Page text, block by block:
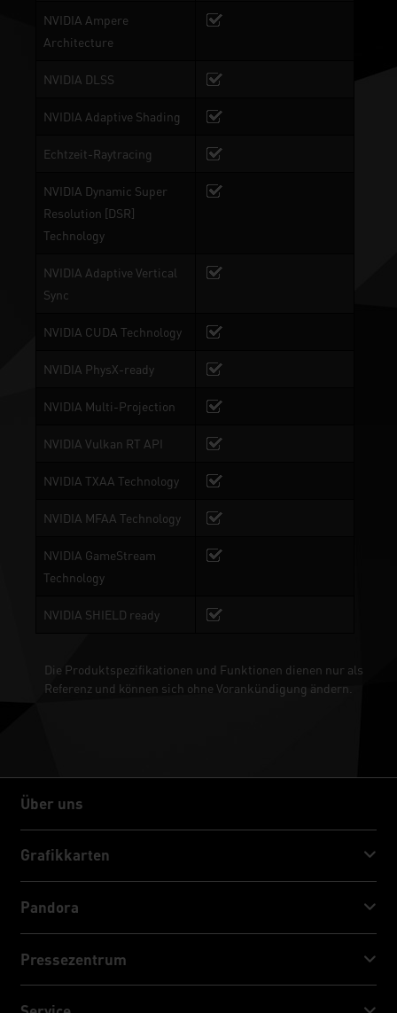
NVIDIA Ampere
Architecture
NVIDIA DLSS
NVIDIA Adaptive Shading
Echtzeit-Raytracing
NVIDIA Dynamic Super
Resolution [DSR]
Technology
NVIDIA Adaptive Vertical
Sync
NVIDIA CUDA Technology
NVIDIA PhysX-ready
NVIDIA Multi-Projection
NVIDIA Vulkan RT API
NVIDIA TXAA Technology
NVIDIA MFAA Technology
NVIDIA GameStream
Technology
NVIDIA SHIELD ready
Die Produktspezifikationen und Funktionen dienen nur als
Referenz und können sich ohne Vorankündigung ändern.
Über uns
Über uns
Grafikkarten
GeForce RTX™ 40 Series
GeForce RTX™ 30 Series
Pandora
NVIDIA Jetson Orin™ Nano Super
Pressezentrum